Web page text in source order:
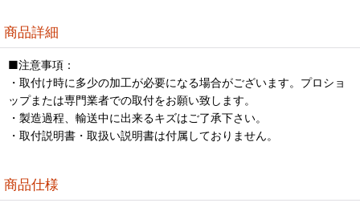
商品詳細
■注意事項：
・取付け時に多少の加工が必要になる場合がございます。プロショ
ップまたは専門業者での取付をお願い致します。
・製造過程、輸送中に出来るキズはご了承下さい。
・取付説明書・取扱い説明書は付属しておりません。
商品仕様